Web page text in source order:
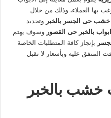
بها العملاء، وذلك من خلال
خشب حى الجسر بالخبروتحديد
بالخبر حى القصور وسوف يهتم
بإنجاز كافة المتطلبات الخاصة
المتفق عليه وبأسعار لا تقبل
خشب بالخبر